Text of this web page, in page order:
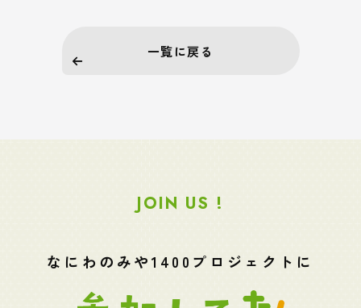
一覧に戻る
JOIN US !
なにわのみや1400プロジェクトに